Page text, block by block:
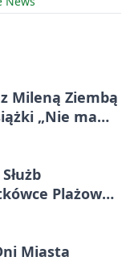
Mileną Ziembą
„Nie mam
Plażowej
Miasta